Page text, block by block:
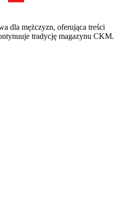
dla mężczyzn, oferująca treści
tradycję magazynu CKM.